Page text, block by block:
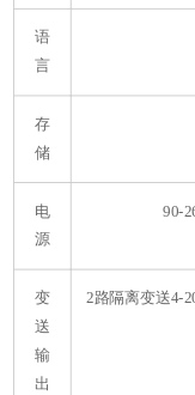
语
言
存
储
电
源
90-
变
送
输
出
2路隔离变送4-